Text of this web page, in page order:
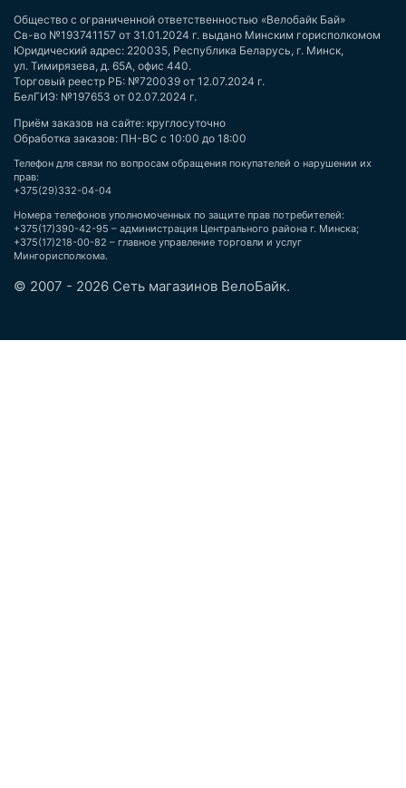
Общество с ограниченной ответственностью «Велобайк Бай»
Св-во №193741157 от 31.01.2024 г. выдано Минским горисполкомом
Юридический адрес: 220035, Республика Беларусь, г. Минск,
ул. Тимирязева, д. 65А, офис 440.
Торговый реестр РБ: №720039 от 12.07.2024 г.
БелГИЭ: №197653 от 02.07.2024 г.
Приём заказов на сайте: круглосуточно
Обработка заказов: ПН-ВС с 10:00 до 18:00
Телефон для связи по вопросам обращения покупателей о нарушении их
прав:
+375(29)332-04-04
Номера телефонов уполномоченных по защите прав потребителей:
+375(17)390-42-95 – администрация Центрального района г. Минска;
+375(17)218-00-82 – главное управление торговли и услуг
Мингорисполкома.
© 2007 - 2026 Сеть магазинов ВелоБайк.